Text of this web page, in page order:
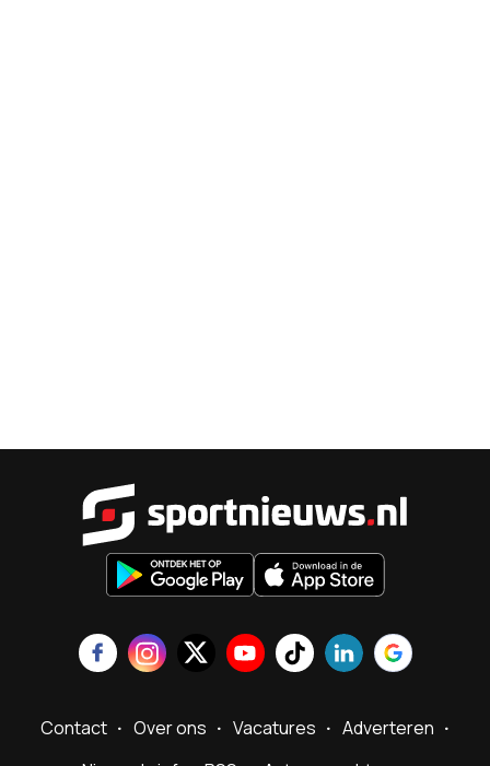
Contact Over ons Vacatures
Adverteren